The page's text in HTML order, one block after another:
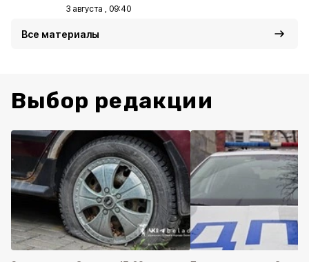
3 августа , 09:40
Все материалы
Выбор редакции